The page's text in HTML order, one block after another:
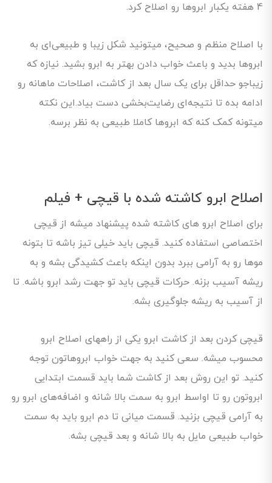
4 هفته یکبار ابروها رو اصلاح کرد.
با اصلاح منظم و صحیح، میتونید شکل زیبا و طبیعی‌ای به
ابروها بدید و باعث خواب دادن بهتر به ابرو بشید. نیازه که
زیباجو حداقل برای یک سال بعد از کاشت، اصلاحات ماهانه رو
ادامه بده تا نتیجه‌ای رضایت‌بخشی دست بیاد.این نکته
میتونه کمک کنه که ابروها کاملا طبیعی به نظر برسه.
اصلاح ابرو کاشته شده با قیچی + فیلم
برای اصلاح ابرو های کاشته شده پیشنهاد میشه از قیچی‌
اختصاصی استفاده کنید. قیچی باید خیلی تیز باشه تا بتونه
موها رو به آرامی ببرد بدون اینکه باعث کشیدگی بشه و به
ریشه‌ آسیب بزنه. حرکات قیچی باید تو جهت رشد ابرو باشه. تا
از آسیب به ریشه جلوگیری بشه.
قیچی کردن بعد از کاشت ابرو یکی از راههای اصلاح ابرو
محسوب میشه. سعی کنید به جهت خواب ابروهاتون توجه
کنید. تو این روش بعد از کاشت شما باید قسمت ابتدایی
ابروتون رو تا اواسط ابرو به سمت بالا شانه و اضافه‌های ابرو رو
به آرامی قیچی بزنید. قسمت میانی تا دم ابرو باید به سمت
خواب طبیعی مایل به بالا شانه و بعد قیچی بشه.